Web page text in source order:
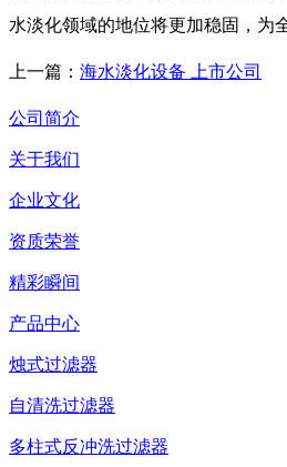
水淡化领域的地位将更加稳固，为
上一篇： 海水淡化设备 上市公司
公司简介
关于我们
企业文化
资质荣誉
精彩瞬间
产品中心
烛式过滤器
自清洗过滤器
多柱式反冲洗过滤器